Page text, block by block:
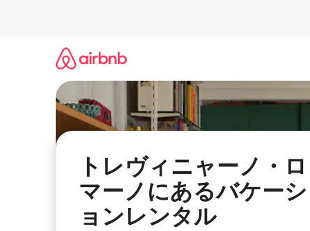
トレヴィニャーノ・ロ
マーノにあるバケーシ
ョンレンタル